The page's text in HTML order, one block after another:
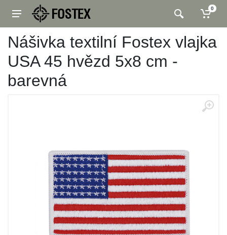
0
Nášivka textilní Fostex vlajka
USA 45 hvězd 5x8 cm -
barevná